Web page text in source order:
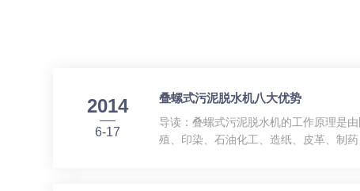
2014
6-17
叠螺式污泥脱水机八大优势
导读：叠螺式污泥脱水机的工作原理是
殖、印染、石油化工、造纸、皮革、制